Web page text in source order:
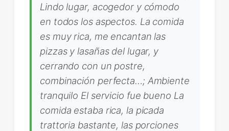
Lindo lugar, acogedor y cómodo
en todos los aspectos. La comida
es muy rica, me encantan las
pizzas y lasañas del lugar, y
cerrando con un postre,
combinación perfecta…; Ambiente
tranquilo El servicio fue bueno La
comida estaba rica, la picada
trattoria bastante, las porciones